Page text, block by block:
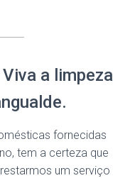
a limpeza
fornecidas
tem a certeza que
um serviço